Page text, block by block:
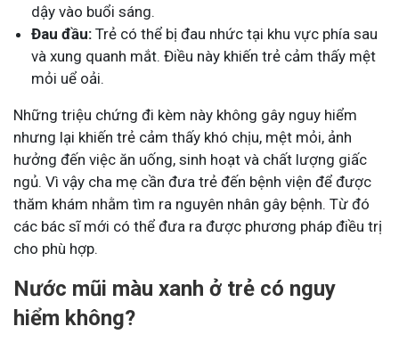
dậy vào buổi sáng.
Đau đầu: Trẻ có thể bị đau nhức tại khu vực phía sau
và xung quanh mắt. Điều này khiến trẻ cảm thấy mệt
mỏi uể oải.
Những triệu chứng đi kèm này không gây nguy hiểm
nhưng lại khiến trẻ cảm thấy khó chịu, mệt mỏi, ảnh
hưởng đến việc ăn uống, sinh hoạt và chất lượng giấc
ngủ. Vì vậy cha mẹ cần đưa trẻ đến bệnh viện để được
thăm khám nhằm tìm ra nguyên nhân gây bệnh. Từ đó
các bác sĩ mới có thể đưa ra được phương pháp điều trị
cho phù hợp.
Nước mũi màu xanh ở trẻ có nguy
hiểm không?